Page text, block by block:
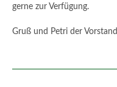
gerne zur Verfügung.
Gruß und Petri der Vorstand